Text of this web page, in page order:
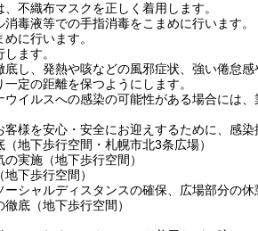
不織布マスクを正しく着用します。
毒液等での手指消毒をこまめに行います。
に行います。
ます。
し、発熱や咳などの風邪症状、強い倦怠
定の距離を保つようにします。
イルスへの感染の可能性がある場合には
様を安心・安全にお迎えするために、感
地下歩行空間・札幌市北3条広場）
実施（地下歩行空間）
下歩行空間）
シャルディスタンスの確保、広場部分の
底（地下歩行空間）